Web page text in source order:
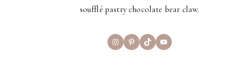
soufflé pastry chocolate bear claw.
InstagramPinterest
TikTokYouTube